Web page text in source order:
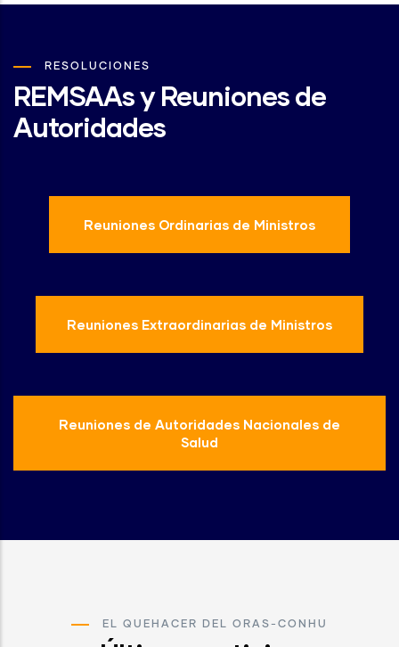
RESOLUCIONES
REMSAAs y Reuniones de
Autoridades
Reuniones Ordinarias de Ministros
Reuniones Extraordinarias de Ministros
Reuniones de Autoridades Nacionales de
Salud
EL QUEHACER DEL ORAS-CONHU